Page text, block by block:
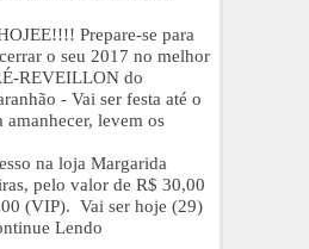
Prepare-se para
o seu 2017 no melhor
REVEILLON do
- Vai ser festa até o
amanhecer, levem os
na loja Margarida
pelo valor de R$ 30,00
(VIP). Vai ser hoje (29)
Lendo